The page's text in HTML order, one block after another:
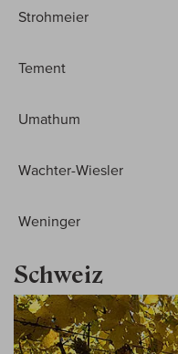
Strohmeier
Tement
Umathum
Wachter-Wiesler
Weninger
Schweiz